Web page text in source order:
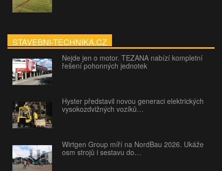
STAVEBNI-TECHNIKA.CZ
Nejde jen o motor. TEZANA nabízí kompletní
řešení pohonných jednotek
Hyster představil novou generaci elektrických
vysokozdvižných vozíků…
Wirtgen Group míří na NordBau 2026. Ukáže
osm strojů i sestavu do…